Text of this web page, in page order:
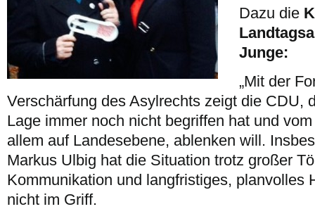
Dazu die
Junge:
„Mit der
Verschärfung des Asylrechts zeigt die CDU,
Lage immer noch nicht begriffen hat und
allem auf Landesebene, ablenken will.
Markus Ulbig hat die Situation trotz großer
Kommunikation und langfristiges, planvolles
nicht im Griff.